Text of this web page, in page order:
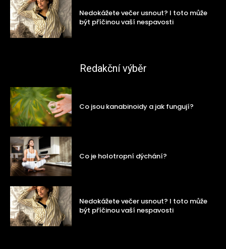
Nedokážete večer usnout? I toto může
být příčinou vaší nespavosti
Redakční výběr
Co jsou kanabinoidy a jak fungují?
Co je holotropní dýchání?
Nedokážete večer usnout? I toto může
být příčinou vaší nespavosti